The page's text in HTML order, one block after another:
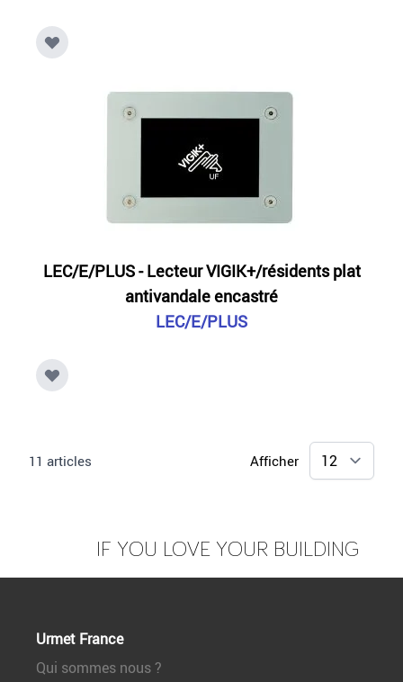
LEC/E/PLUS - Lecteur VIGIK+/résidents plat
antivandale encastré
LEC/E/PLUS
11 articles Afficher
IF YOU LOVE YOUR BUILDING
Urmet France
Qui sommes nous ?